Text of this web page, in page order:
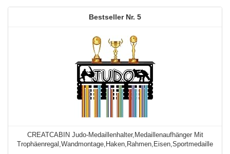
5
CREATCABIN Judo-Medaillenhalter,Medaillenaufhänger Mit
Trophäenregal,Wandmontage,Haken,Rahmen,Eisen,Sportmedaille